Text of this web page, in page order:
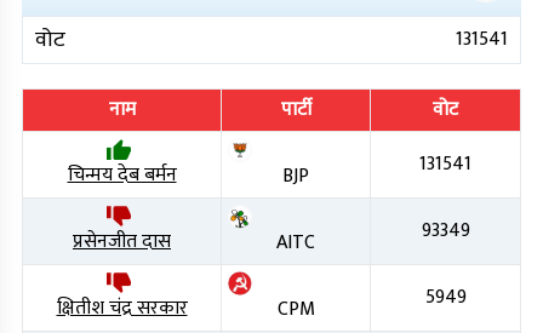
वोट
131541
नाम पार्टी
वोट
चिन्मय देब बर्मन
BJP 131541
प्रसेनजीत दास AITC 93349
क्षितीश चंद्र सरकार CPM 5949